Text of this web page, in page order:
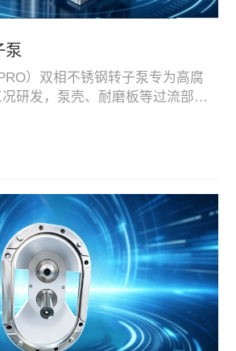
泵
）双相不锈钢转子泵专为高腐
研发，泵壳、耐磨板等过流部件
垃圾、沼气进出料、天然气介质
成套泵组，同步对接海内外项目